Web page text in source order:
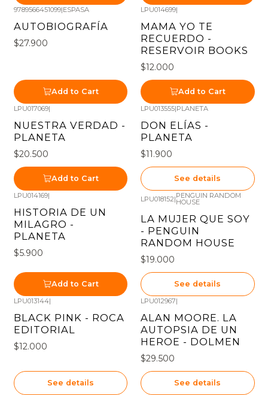
9789566451099|ESPASA
AUTOBIOGRAFÍA
$27.900
Add to Cart
LPU014699|
MAMA YO TE
RECUERDO -
RESERVOIR BOOKS
$12.000
Add to Cart
LPU017069|
NUESTRA VERDAD -
PLANETA
$20.500
Add to Cart
LPU013555|PLANETA
DON ELÍAS -
PLANETA
$11.900
See details
LPU014169|
HISTORIA DE UN
MILAGRO -
PLANETA
$5.900
Add to Cart
Out of stock
LPU018152|PENGUIN RANDOM
HOUSE
LA MUJER QUE SOY
- PENGUIN
RANDOM HOUSE
$19.000
See details
LPU013144|
BLACK PINK - ROCA
EDITORIAL
$12.000
See details
LPU012967|
ALAN MOORE. LA
AUTOPSIA DE UN
HEROE - DOLMEN
$29.500
See details